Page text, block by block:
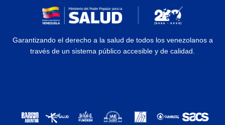
Garantizando el derecho a la salud de todos los venezolanos a
través de un sistema público accesible y de calidad.